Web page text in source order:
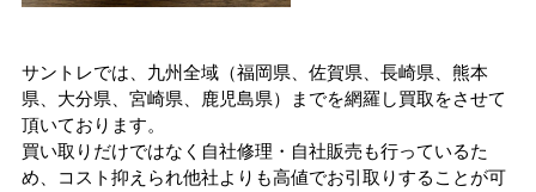
サントレでは、九州全域（福岡県、佐賀県、長崎県、熊本
県、大分県、宮崎県、鹿児島県）までを網羅し買取をさせて
頂いております。
買い取りだけではなく自社修理・自社販売も行っているた
め、コスト抑えられ他社よりも高値でお引取りすることが可